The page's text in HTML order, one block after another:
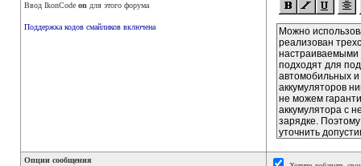
Ввод IkonCode on для этого форума
Поддержка кодов смайликов включена
Опции сообщения